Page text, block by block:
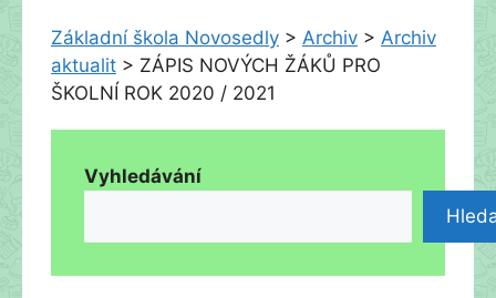
Základní škola Novosedly > Archiv > Archiv
aktualit > ZÁPIS NOVÝCH ŽÁKŮ PRO
ŠKOLNÍ ROK 2020 / 2021
Vyhledávání